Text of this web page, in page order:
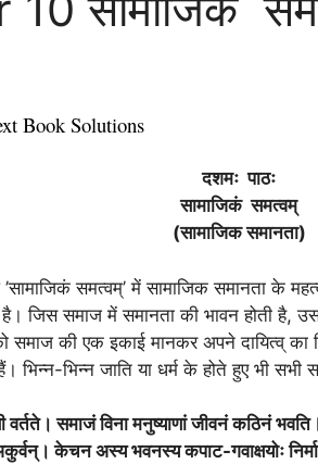
Book Solutions
दशमः पाठः
सामाजिकं समत्वम्
(सामाजिक समानता)
समत्वम्’ में सामाजिक समानता के
जिस समाज में समानता की भावन होती है,
की एक इकाई मानकर अपने दायित्व् का
भिन्न जाति या धर्म के होते हुए भी सभी
वर्तते। समाजं विना मनुष्याणां जीवनं कठिनं
अकुर्वन्। केचन अस्य भवनस्य कपाट-गवाक्षयोः